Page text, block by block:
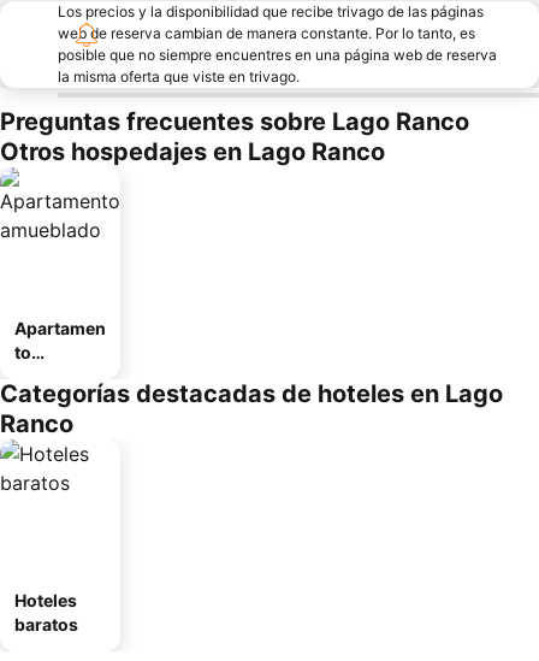
Los precios y la disponibilidad que recibe trivago de las páginas
web de reserva cambian de manera constante. Por lo tanto, es
posible que no siempre encuentres en una página web de reserva
la misma oferta que viste en trivago.
Preguntas frecuentes sobre Lago Ranco
Otros hospedajes en Lago Ranco
Apartamen
to
o
Categorías destacadas de hoteles en Lago
Ranco
Hoteles
baratos